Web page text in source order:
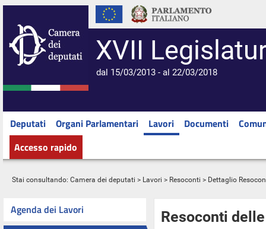
XVII
dal 15/03/2013 - al 22/03/2018
Deputati Organi Parlamentari Lavori Documenti
Accesso rapido
Stai consultando: Camera dei deputati > Lavori > Resoconti > Dettaglio
Agenda dei Lavori
Resoconti